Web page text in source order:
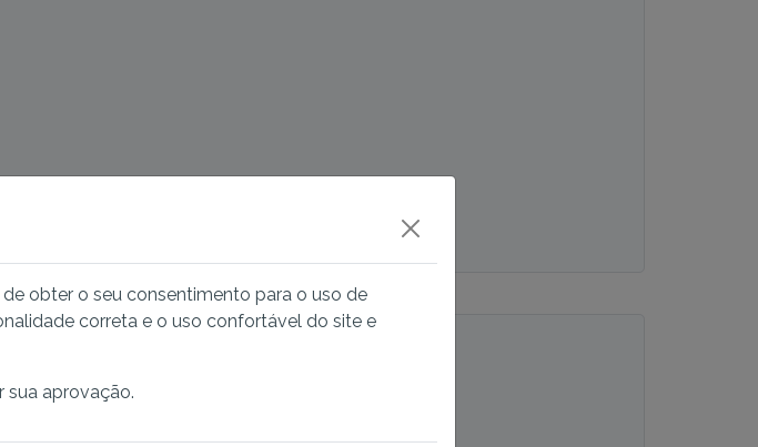
ID da Empresa
obter o seu consentimento para o uso de
correta e o uso confortável do site e
sua aprovação.